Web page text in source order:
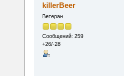
killerBeer
Ветеран
Сообщений: 259
+26/-28